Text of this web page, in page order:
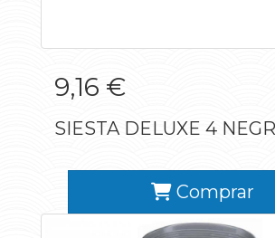
9,16 €
SIESTA DELUXE 4
Comprar